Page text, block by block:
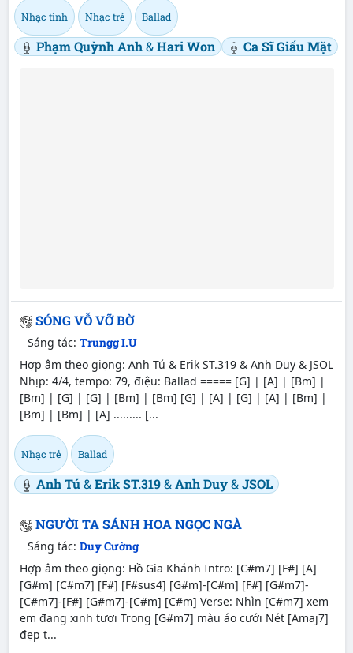
Nhạc tình Nhạc trẻ Ballad
Phạm Quỳnh Anh&Hari Won Ca Sĩ Giấu Mặt
SÓNG VỖ VỠ BỜ
Sáng tác: Trungg I.U
Hợp âm theo giọng: Anh Tú & Erik ST.319 & Anh Duy & JSOL
Nhịp: 4/4, tempo: 79, điệu: Ballad ===== [G] | [A] | [Bm] |
[Bm] | [G] | [G] | [Bm] | [Bm] [G] | [A] | [G] | [A] | [Bm] |
[Bm] | [Bm] | [A] ......... [...
Nhạc trẻ Ballad
Anh Tú&Erik ST.319&Anh Duy&JSOL
NGƯỜI TA SÁNH HOA NGỌC NGÀ
Sáng tác: Duy Cường
Hợp âm theo giọng: Hồ Gia Khánh Intro: [C#m7] [F#] [A]
[G#m] [C#m7] [F#] [F#sus4] [G#m]-[C#m] [F#] [G#m7]-
[C#m7]-[F#] [G#m7]-[C#m] [C#m] Verse: Nhìn [C#m7] xem
em đang xinh tươi Trong [G#m7] màu áo cưới Nét [Amaj7]
đẹp t...